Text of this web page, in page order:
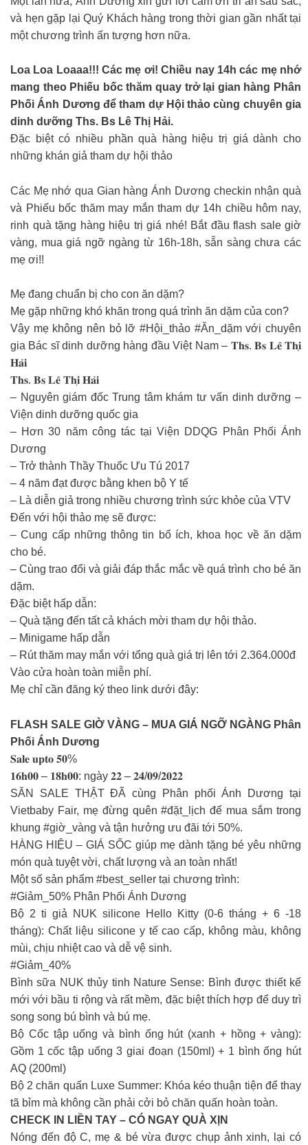
và hẹn gặp lại Quý Khách hàng trong thời gian gần nhất tại
một chương trình ấn tượng hơn nữa.
Loa Loa Loaaa!!! Các mẹ ơi! Chiều nay 14h các mẹ nhớ
mang theo Phiếu bốc thăm quay trở lại gian hàng Phân
Phối Ánh Dương để tham dự Hội thảo cùng chuyên gia
dinh dưỡng Ths. Bs Lê Thị Hải.
Đặc biệt có nhiều phần quà hàng hiệu trị giá dành cho
những khán giả tham dự hội thảo
Các Mẹ nhớ qua Gian hàng Ánh Dương checkin nhận quà
và Phiếu bốc thăm may mắn tham dự 14h chiều hôm nay,
rinh quà tặng hàng hiệu trị giá nhé! Bắt đầu flash sale giờ
vàng, mua giá ngỡ ngàng từ 16h-18h, sẵn sàng chưa các
mẹ ơi!!
Mẹ đang chuẩn bị cho con ăn dặm?
Mẹ gặp những khó khăn trong quá trình ăn dặm của con?
Vậy mẹ không nên bỏ lỡ #Hội_thảo #Ăn_dặm với chuyên
gia Bác sĩ dinh dưỡng hàng đầu Việt Nam – 𝐓𝐡𝐬. 𝐁𝐬 𝐋𝐞̂ 𝐓𝐡𝐢̣
𝐇𝐚̉𝐢
𝐓𝐡𝐬. 𝐁𝐬 𝐋𝐞̂ 𝐓𝐡𝐢̣ 𝐇𝐚̉𝐢
– Nguyên giám đốc Trung tâm khám tư vấn dinh dưỡng –
Viện dinh dưỡng quốc gia
– Hơn 30 năm công tác tại Viện DDQG Phân Phối Ánh
Dương
– Trở thành Thầy Thuốc Ưu Tú 2017
– 4 năm đạt được bằng khen bộ Y tế
– Là diễn giả trong nhiều chương trình sức khỏe của VTV
Đến với hội thảo mẹ sẽ được:
– Cung cấp những thông tin bổ ích, khoa học về ăn dặm
cho bé.
– Cùng trao đổi và giải đáp thắc mắc về quá trình cho bé ăn
dặm.
Đặc biệt hấp dẫn:
– Quà tặng đến tất cả khách mời tham dự hội thảo.
– Minigame hấp dẫn
– Rút thăm may mắn với tổng quà giá trị lên tới 2.364.000đ
Vào cửa hoàn toàn miễn phí.
Mẹ chỉ cần đăng ký theo link dưới đây:
FLASH SALE GIỜ VÀNG – MUA GIÁ NGỠ NGÀNG Phân
Phối Ánh Dương
𝐒𝐚𝐥𝐞 𝐮𝐩𝐭𝐨 𝟓𝟎%
𝟏𝟔𝐡𝟎𝟎 – 𝟏𝟖𝐡𝟎𝟎: ngày 𝟐𝟐 – 𝟐𝟒/𝟎𝟗/𝟐𝟎𝟐𝟐
SĂN SALE THẬT ĐÃ cùng Phân phối Ánh Dương tại
Vietbaby Fair, mẹ đừng quên #đặt_lịch để mua sắm trong
khung #giờ_vàng và tận hưởng ưu đãi tới 50%.
HÀNG HIỆU – GIÁ SỐC giúp mẹ dành tặng bé yêu những
món quà tuyệt vời, chất lượng và an toàn nhất!
Một số sản phẩm #best_seller tại chương trình:
#Giảm_50% Phân Phối Ánh Dương
Bộ 2 ti giả NUK silicone Hello Kitty (0-6 tháng + 6 -18
tháng): Chất liệu silicone y tế cao cấp, không màu, không
mùi, chịu nhiệt cao và dễ vệ sinh.
#Giảm_40%
Bình sữa NUK thủy tinh Nature Sense: Bình được thiết kế
mới với bầu ti rộng và rất mềm, đặc biệt thích hợp để duy trì
song song bú bình và bú mẹ.
Bộ Cốc tập uống và bình ống hút (xanh + hồng + vàng):
Gồm 1 cốc tập uống 3 giai đoạn (150ml) + 1 bình ống hút
AQ (200ml)
Bộ 2 chăn quấn Luxe Summer: Khóa kéo thuận tiện để thay
tã bỉm mà không cần phải cởi bỏ chăn quấn hoàn toàn.
CHECK IN LIỀN TAY – CÓ NGAY QUÀ XỊN
Nóng đến độ C, mẹ & bé vừa được chụp ảnh xinh, lại có